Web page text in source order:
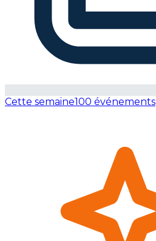
Cette semaine100 événements